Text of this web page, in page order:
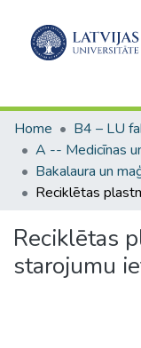
Home
Reciklētas
starojumu